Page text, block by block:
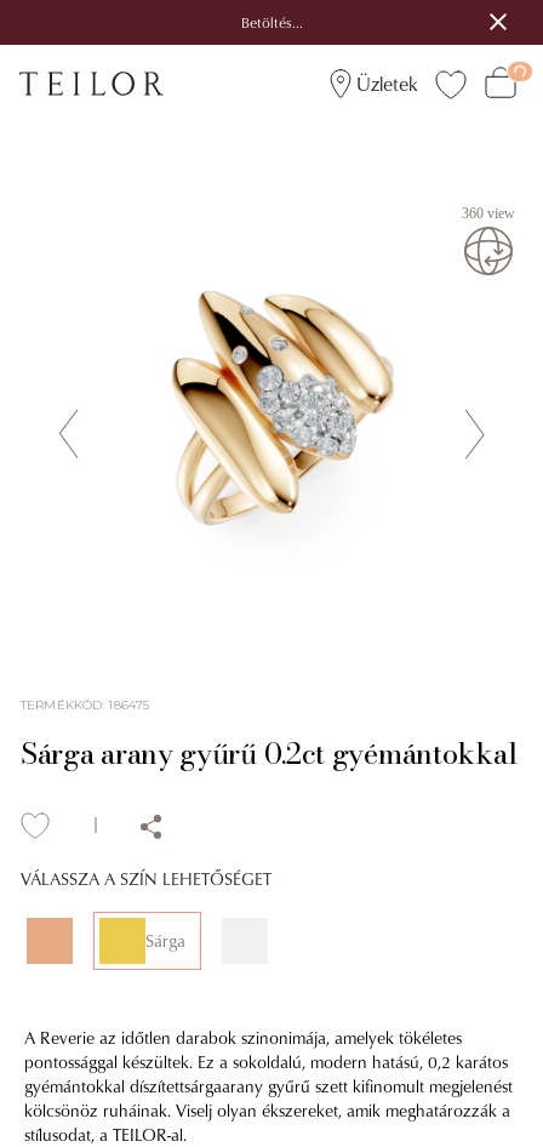
Betöltés...
Üzletek
360 view
TERMÉKKÓD:186475
Sárga arany gyűrű 0.2ct gyémántokkal
VÁLASSZA A SZÍN LEHETŐSÉGET
Sárga
A Reverie az időtlen darabok szinonimája, amelyek tökéletes
pontossággal készültek. Ez a sokoldalú, modern hatású, 0,2 karátos
gyémántokkal díszítettsárgaarany gyűrű szett kifinomult megjelenést
kölcsönöz ruháinak. Viselj olyan ékszereket, amik meghatározzák a
stílusodat, a TEILOR-al.